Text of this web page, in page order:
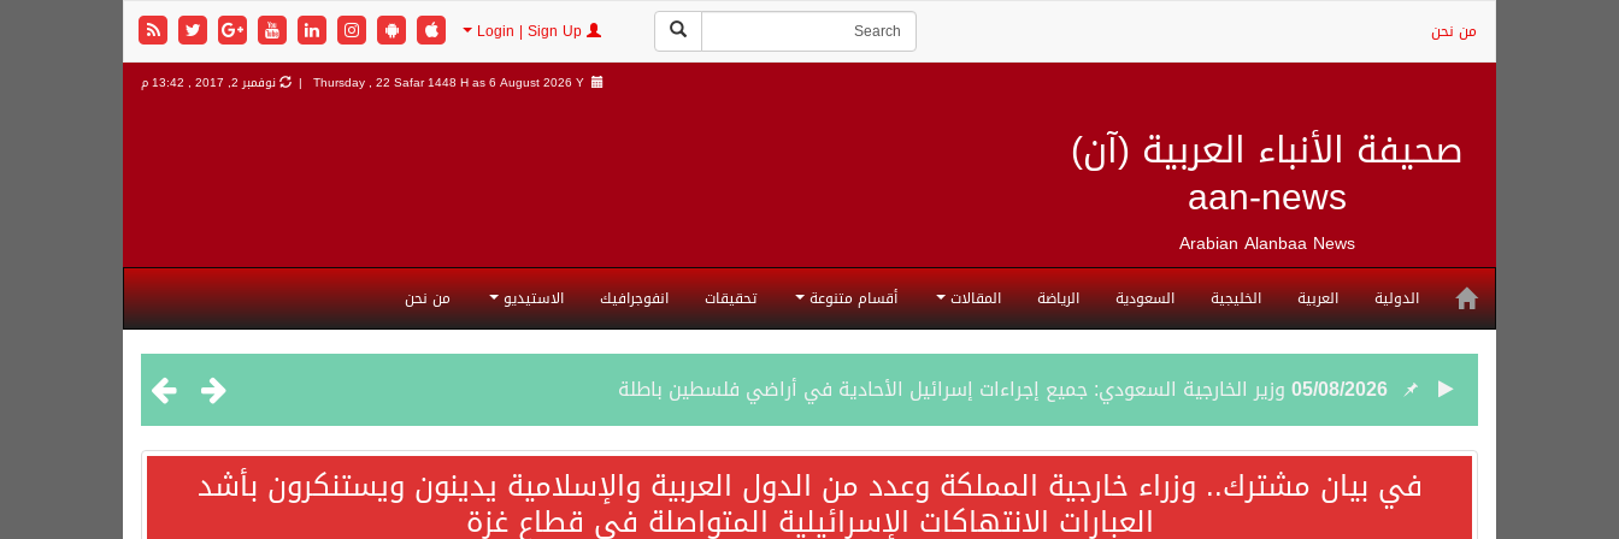
من نحن
صحيفة الأنباء العربية (آن)
aan-news
Arabian Alanbaa News
Thursday , 22 Safar 1448 H as6 August 2026 Y | نوفمبر 2, 2017 , 13:42 م
الدولية العربية الخليجية السعودية الرياضة المقالات أقسام متنوعة تحقيقات انفوجرافيك الاستيديو من نحن
05/08/2026 وزير الخارجية السعودي: جميع إجراءات إسرائيل الأحادية في أراضي فلسطين باطلة
05/08/2026جمعية طويق تحقق 97.35% في الحوكمة وتُصنف ضمن الكيانات متناهية الكبر وتحصد شهادة الآيزو للعام الثالث على التوالي
في بيان مشترك.. وزراء خارجية المملكة وعدد من الدول العربية والإسلامية يدينون ويستنكرون بأشد
العبارات الانتهاكات الإسرائيلية المتواصلة في قطاع غزة